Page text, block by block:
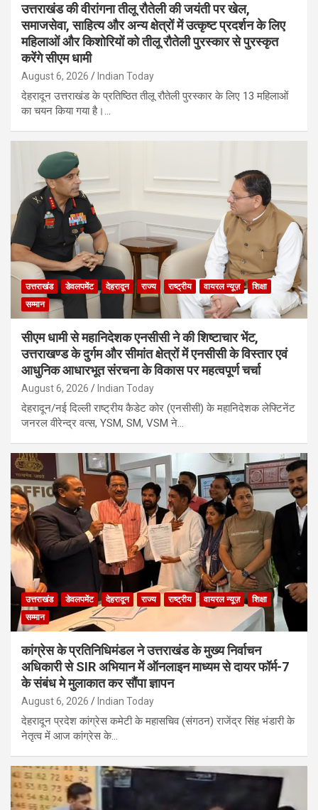
उत्तराखंड की वीरांगना तीलू रौतेली की जयंती पर खेल,
समाजसेवा, साहित्य और अन्य क्षेत्रों में उत्कृष्ट प्रदर्शन के लिए
महिलाओं और किशोरियों को तीलू रौतेली पुरस्कार से पुरस्कृत
करेंगे सीएम धामी
August 6, 2026 Indian Today
देहरादून उत्तराखंड के प्रतिष्ठित तीलू रौतेली पुरस्कार के लिए 13 महिलाओं
का चयन किया गया है।…
उत्तराखंड डेवलपमेंट देहरादून राज्य राष्ट्रीय वायरल न्यूज़
शिक्षा
सम्मान
सीएम धामी से महानिदेशक एनसीसी ने की शिष्टाचार भेंट,
उत्तराखण्ड के दुर्गम और सीमांत क्षेत्रों में एनसीसी के विस्तार एवं
आधुनिक आधारभूत संरचना के विकास पर महत्वपूर्ण चर्चा
August 6, 2026 Indian Today
देहरादून/नई दिल्ली राष्ट्रीय कैडेट कोर (एनसीसी) के महानिदेशक लेफ्टिनेंट
जनरल वीरेन्द्र वत्स, YSM, SM, VSM ने…
उत्तराखंड डेवलपमेंट देहरादून राज्य राष्ट्रीय वायरल न्यूज़
शिक्षा
सम्मान
कांग्रेस के प्रतिनिधिमंडल ने उत्तराखंड के मुख्य निर्वाचन
अधिकारी से SIR अभियान में ऑनलाइन माध्यम से दायर फॉर्म-7
के संबंध मे मुलाकात कर सौंपा ज्ञापन
August 6, 2026 Indian Today
देहरादून प्रदेश कांग्रेस कमेटी के महासचिव (संगठन) राजेंद्र सिंह भंडारी के
नेतृत्व में आज कांग्रेस के…